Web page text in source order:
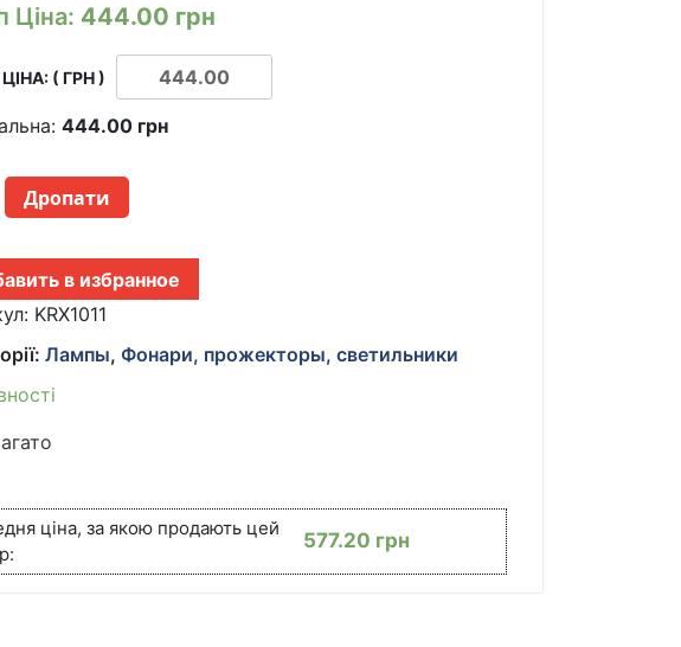
Ціна: 444.00 грн
( ГРН )
444.00 грн
Дропати
в избранное
KRX1011
Лампы,Фонари, прожекторы, светильники
ціна, за якою продають цей
577.20 грн